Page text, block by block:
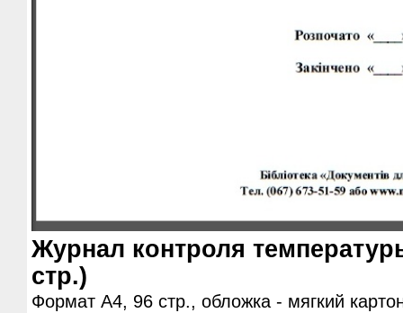
Журнал контроля
стр.)
Формат А4, 96 стр., обложка - мягкий